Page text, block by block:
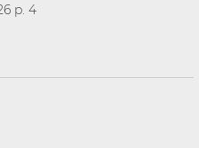
p. 4